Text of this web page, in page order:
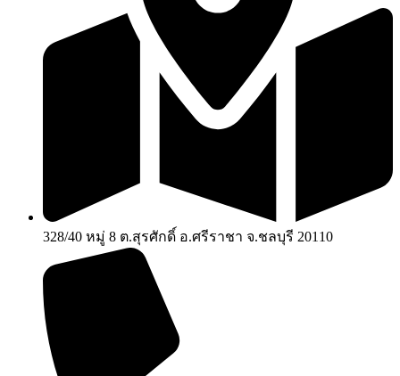
328/40 หมู่ 8 ต.สุรศักดิ์ อ.ศรีราชา จ.ชลบุรี 20110